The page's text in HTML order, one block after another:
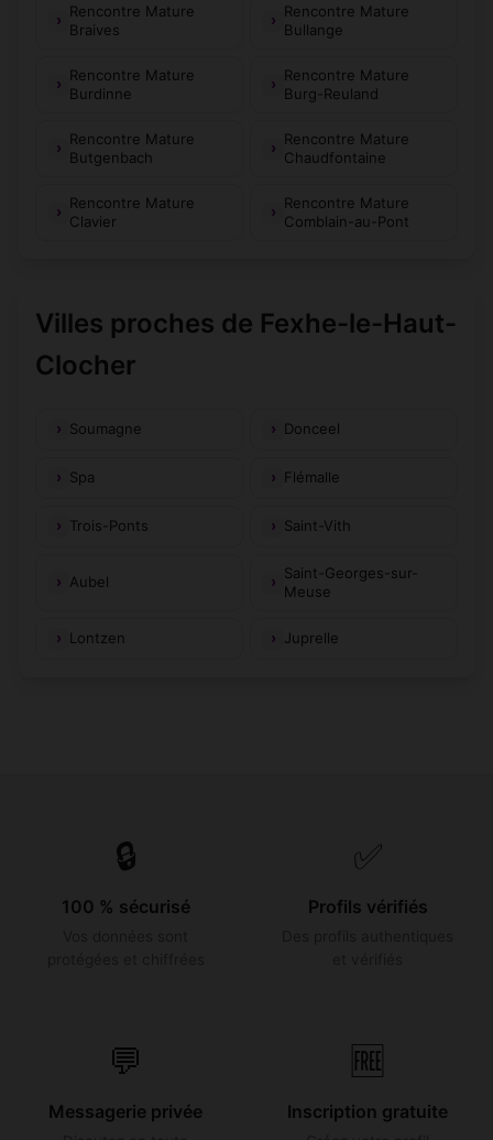
Rencontre Mature
Braives
Rencontre Mature
Bullange
Rencontre Mature
Burdinne
Rencontre Mature
Burg-Reuland
Rencontre Mature
Butgenbach
Rencontre Mature
Chaudfontaine
Rencontre Mature
Clavier
Rencontre Mature
Comblain-au-Pont
Villes proches de Fexhe-le-Haut-
Clocher
Soumagne Donceel
Spa Flémalle
Trois-Ponts Saint-Vith
Aubel
Saint-Georges-sur-
Meuse
Lontzen Juprelle
🔒
100 % sécurisé
✅
Profils vérifiés
💬
Messagerie privée
🆓
Inscription gratuite